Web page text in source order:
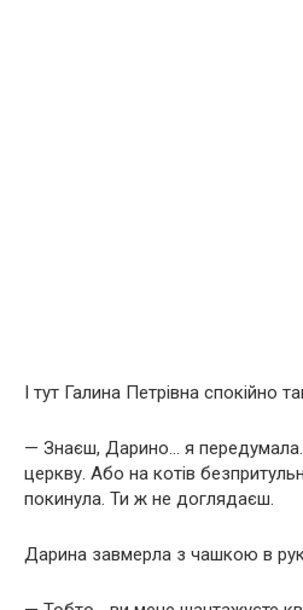
І тут Галина Петрівна спокійно
— Знаєш, Дарино… я
церкву. Або на котів
покинула. Ти ж не доглядаєш.
Дарина завмерла з чашкою в